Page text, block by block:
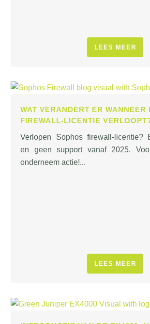
LEES MEER
WAT VERANDERT ER WANNEER
FIREWALL-LICENTIE
Verlopen Sophos firewall-licentie?
en geen support vanaf 2025.
onderneem actie!...
LEES MEER